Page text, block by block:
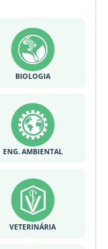
BIOLOGIA
ENG. AMBIENTAL
VETERINÁRIA